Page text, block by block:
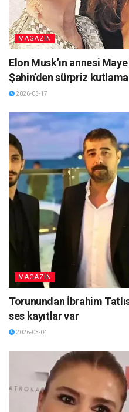
MAGAZİN
Elon Musk’ın annesi
Şahin’den sürpriz kutlama
2026-03-17
MAGAZİN
Torunundan İbrahim
ses kayıtlar var
2026-03-04